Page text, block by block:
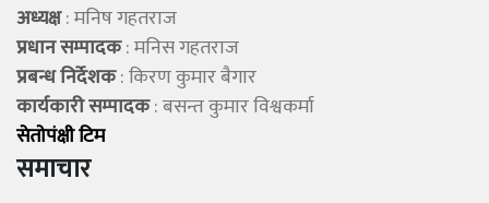
अध्यक्ष: मनिष गहतराज
प्रधान सम्पादक: मनिस गहतराज
प्रबन्ध निर्देशक: किरण कुमार बैगार
कार्यकारी सम्पादक: बसन्त कुमार विश्वकर्मा
सेताेपंक्षी टिम
समाचार